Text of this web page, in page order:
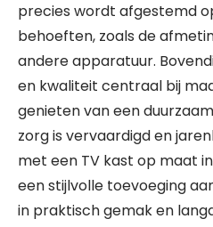
precies wordt afgestemd
behoeften, zoals de
andere apparatuur.
en kwaliteit centraal bij
genieten van een
zorg is vervaardigd en
met een TV kast op maat
een stijlvolle toevoeging
in praktisch gemak en